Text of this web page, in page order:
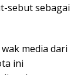
sebut sebagai
media dari
ini